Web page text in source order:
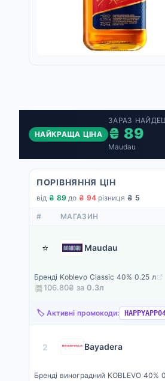
НАЙКРАЩА ЦІНА
ЗАРАЗ
₴ 89
Maudau
ПОРІВНЯННЯ ЦІН
від ₴ 89·до ₴ 94·різниця ₴ 5
# МАГАЗИН
⭐ Maudau
Бренді Koblevo Classic 40% 0.25 л
106.80₴ за 0.3л
🏷️ Активні промокоди:
2 Bayadera
Бренді виноградний KOBLEVO 40%